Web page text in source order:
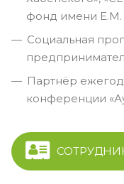
фонд имени Е.М.
Социальная
Партнёр
конференции